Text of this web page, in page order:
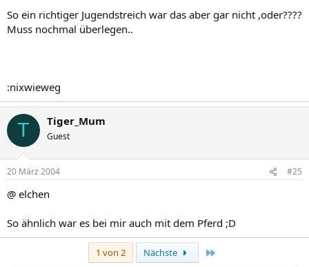
So ein richtiger Jugendstreich war das aber gar nicht ,oder????
Muss nochmal überlegen..
:nixwieweg
T Tiger_Mum
Guest
20 März 2004 #25
@ elchen
So ähnlich war es bei mir auch mit dem Pferd ;D
1 von 2 Nächste